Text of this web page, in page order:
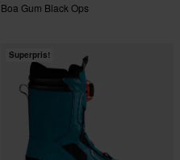
Boa Gum Black Ops
Superpris!